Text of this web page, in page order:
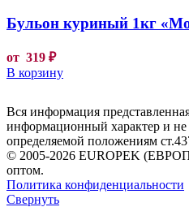
Бульон куриный 1кг
от 319 ₽
В корзину
Вся информация
информационный характер и не
определяемой положениям
© 2005-2026 EUROPEK
оптом.
Политика конфиденциальности
Свернуть